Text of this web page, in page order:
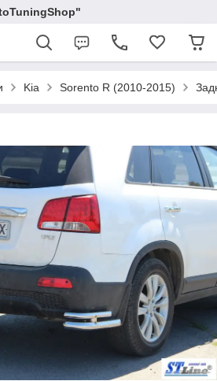
Kia Sorento R (2010-2015)